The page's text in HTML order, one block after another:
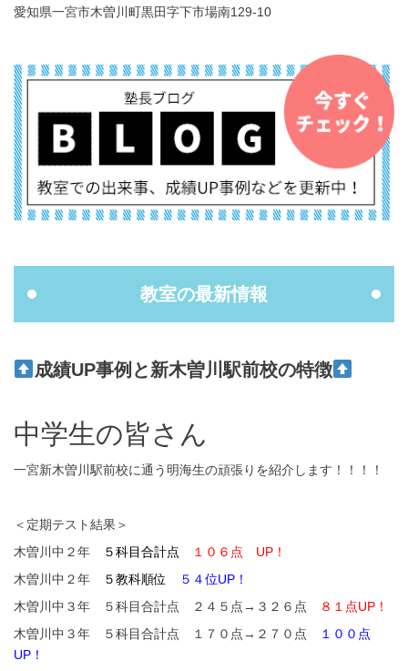
愛知県一宮市木曽川町黒田字下市場南129-10
教室の最新情報
成績UP事例と新木曽川駅前校の特徴
中学生の皆さん
一宮新木曽川駅前校に通う明海生の頑張りを紹介します！！！！
＜定期テスト結果＞
木曽川中２年
５科目合計点
１０６点 UP！
木曽川中２年
５教科順位
５４位UP！
木曽川中３年 ５科目合計点 ２４５点→３２６点
８１点UP！
木曽川中３年 ５科目合計点 １７０点→２７０点
１００点
UP！